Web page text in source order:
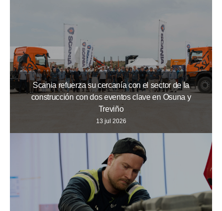
Scania refuerza su cercanía con el sector de la
construcción con dos eventos clave en Osuna y
Treviño
13 jul 2026